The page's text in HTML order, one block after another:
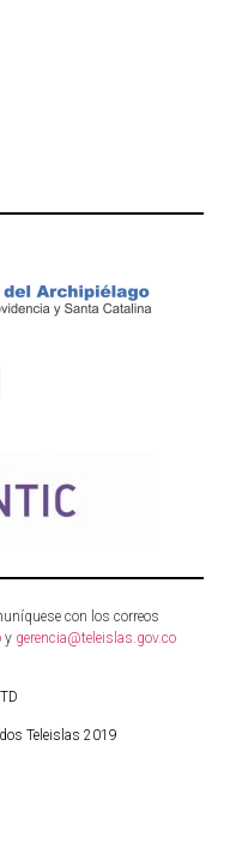
con los correos
y gerencia@teleislas.gov.co
Teleislas 2019